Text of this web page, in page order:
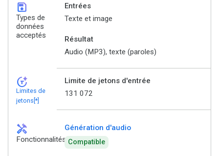
save
Types de
données
acceptés
Entrées
Texte et image
Résultat
Audio (MP3), texte (paroles)
token_auto
Limites de
jetons[*]
Limite de jetons d'entrée
131 072
handyman
Fonctionnalités
Génération d'audio
Compatible